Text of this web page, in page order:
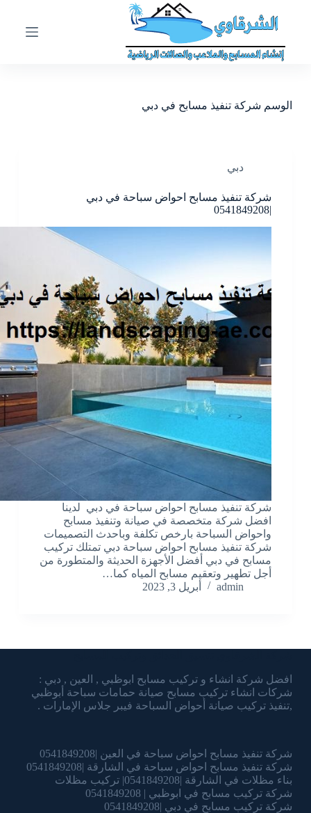
ى
الوسم شركة تنفيذ مسابح في دبي
دبي
شركة تنفيذ مسابح احواض سباحة في دبي
|0541849208
شركة تنفيذ مسابح احواض سباحة في دبي لدينا
افضل شركة متخصصة في صيانة وتنفيذ مسابح
واحواض السباحة بارخص تكلفة وباحدث التصميمات
شركة تنفيذ مسابح احواض سباحة دبي تمتلك تركيب
مسابح في دبي أفضل الأجهزة الحديثة والمتطورة من
أجل تطهير وتعقيم مسابح المياه كما…
admin
أبريل 3, 2023
افضل شركة انشاء و تركيب مسابح ابوظبي , العين , دبي :
شركات انشاء تركيب مسابح صيانة حمامات سباحة أبوظبي
,تنفيذ تركيب صيانة أحواض السباحة فيبر جلاس الإمارات .
شركة تنفيذ مسابح احواض سباحة في العين |0541849208
شركة تنفيذ مسابح احواض سباحة في الشارقة |0541849208
بناء مظلات في الشارقة |0541849208| تركيب مظلات
شركة تركيب مسابح في ابوظبي | 0541849208
شركة تركيب مسابح في دبي |0541849208